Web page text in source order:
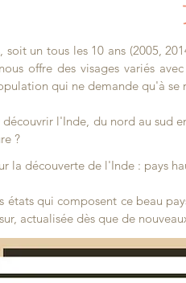
soit un tous les 10 ans (2005,
offre des visages variés
qui ne demande qu'à se
l'Inde, du nord au sud
?
la découverte de l'Inde : pays
états qui composent ce beau
actualisée dès que de